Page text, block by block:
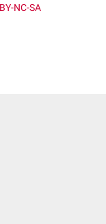
BY-NC-SA